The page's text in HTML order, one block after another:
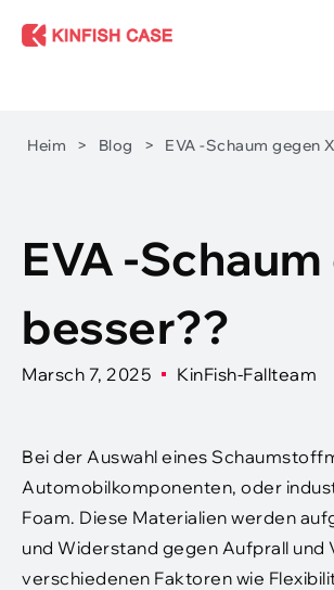
Heim > Blog > EVA -Schaum gegen
EVA -
besser??
Marsch 7, 2025 KinFish-Fallteam
Bei der Auswahl eines
Automobilkomponenten, oder
Foam. Diese Materialien werden
und Widerstand gegen Aufprall und
verschiedenen Faktoren wie